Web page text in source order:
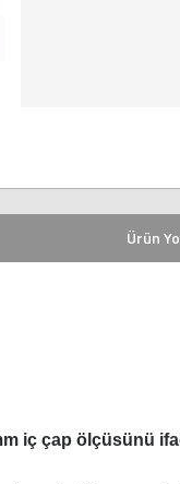
Ürün
iç çap ölçüsünü